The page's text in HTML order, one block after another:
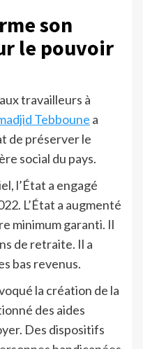
son
le pouvoir
travailleurs à
Tebboune a
de préserver le
social du pays.
l’État a engagé
L’État a augmenté
minimum garanti. Il
de retraite. Il a
bas revenus.
la création de la
des aides
Des dispositifs